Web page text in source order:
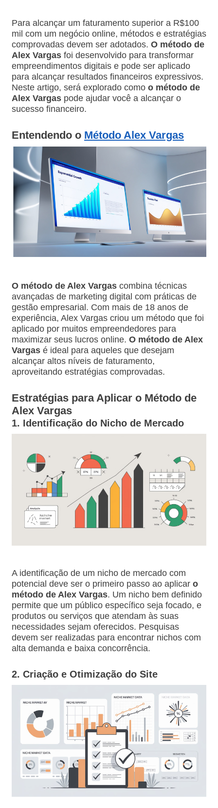
Para alcançar um faturamento superior a R$100
mil com um negócio online, métodos e estratégias
comprovadas devem ser adotados. O método de
Alex Vargasfoi desenvolvido para transformar
empreendimentos digitais e pode ser aplicado
para alcançar resultados financeiros expressivos.
Neste artigo, será explorado como o método de
Alex Vargaspode ajudar você a alcançar o
sucesso financeiro.
Entendendo o Método Alex Vargas
O método de Alex Vargascombina técnicas
avançadas de marketing digital com práticas de
gestão empresarial. Com mais de 18 anos de
experiência, Alex Vargas criou um método que foi
aplicado por muitos empreendedores para
maximizar seus lucros online. O método de Alex
Vargasé ideal para aqueles que desejam
alcançar altos níveis de faturamento,
aproveitando estratégias comprovadas.
Estratégias para Aplicar o Método de
Alex Vargas
1. Identificação do Nicho de Mercado
A identificação de um nicho de mercado com
potencial deve ser o primeiro passo ao aplicar o
método de Alex Vargas. Um nicho bem definido
permite que um público específico seja focado, e
produtos ou serviços que atendam às suas
necessidades sejam oferecidos. Pesquisas
devem ser realizadas para encontrar nichos com
alta demanda e baixa concorrência.
2. Criação e Otimização do Site